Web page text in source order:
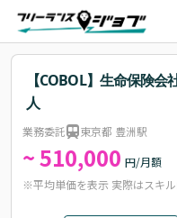
【COBOL】生命保険
人
業務委託 東京都 豊洲駅
~ 510,000 円/月額
※平均単価を表示 実際はスキ